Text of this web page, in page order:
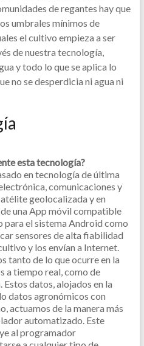
de regantes hay que
umbrales mínimos de
el cultivo empieza a ser
de nuestra tecnología,
y todo lo que se aplica lo
no se desperdicia ni agua ni
esta tecnología?
en tecnología de última
comunicaciones y
geolocalizada y en
una App móvil compatible
el sistema Android como
sensores de alta fiabilidad
y los envían a Internet.
tanto de lo que ocurre en la
a tiempo real, como de
datos, alojados en la
datos agronómicos con
actuamos de la manera más
automatizado. Este
al programador